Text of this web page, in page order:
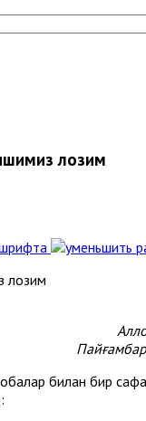
лозим
билан бир